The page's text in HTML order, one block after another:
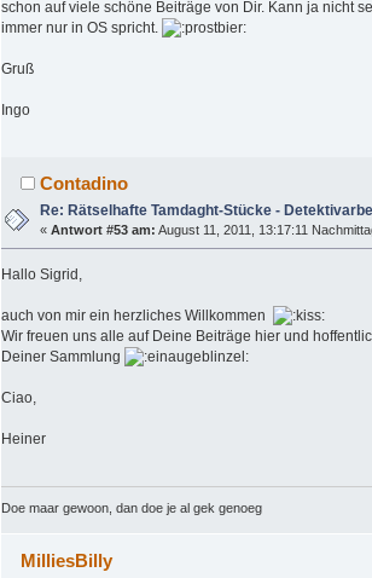
schon auf viele schöne Beiträge von Dir. Kann ja nicht
immer nur in OS spricht.
Gruß
Ingo
Contadino
Re: Rätselhafte Tamdaght-Stücke -
«Antwort #53 am: August 11, 2011, 13:17:11
Hallo Sigrid,
auch von mir ein herzliches Willkommen
Wir freuen uns alle auf Deine Beiträge hier und
Deiner Sammlung
Ciao,
Heiner
Doe maar gewoon, dan doe je al gek genoeg
MilliesBilly